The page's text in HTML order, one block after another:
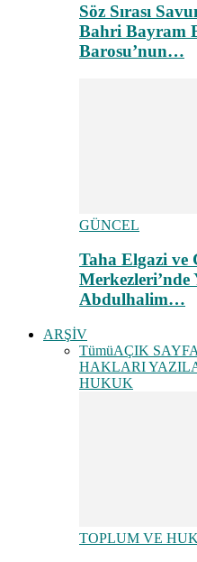
Söz Sırası
Bahri Bayram
Barosu’nun…
GÜNCEL
Taha Elgazi ve
Abdulhalim…
ARŞİV
TümüAÇIK SAYFA
HAKLARI
HUKUK
TOPLUM VE